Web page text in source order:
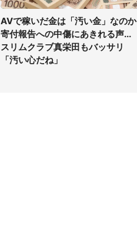
AVで稼いだ金は「汚い金」なのか
寄付報告への中傷にあきれる声...
スリムクラブ真栄田もバッサリ
「汚い心だね」